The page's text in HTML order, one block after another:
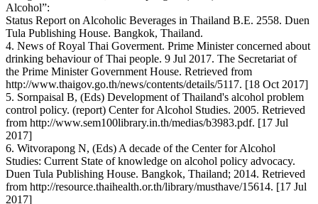
Alcohol”:
Status Report on Alcoholic Beverages in Thailand B.E. 2558. Duen
Tula Publishing House. Bangkok, Thailand.
4. News of Royal Thai Goverment. Prime Minister concerned about
drinking behaviour of Thai people. 9 Jul 2017. The Secretariat of
the Prime Minister Government House. Retrieved from
http://www.thaigov.go.th/news/contents/details/5117. [18 Oct 2017]
5. Sornpaisal B, (Eds) Development of Thailand's alcohol problem
control policy. (report) Center for Alcohol Studies. 2005. Retrieved
from http://www.sem100library.in.th/medias/b3983.pdf. [17 Jul
2017]
6. Witvorapong N, (Eds) A decade of the Center for Alcohol
Studies: Current State of knowledge on alcohol policy advocacy.
Duen Tula Publishing House. Bangkok, Thailand; 2014. Retrieved
from http://resource.thaihealth.or.th/library/musthave/15614. [17 Jul
2017]